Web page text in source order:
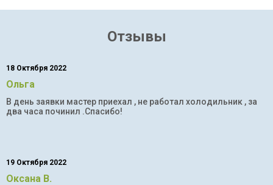
Отзывы
18 Октября 2022
Ольга
В день заявки мастер приехал , не работал холодильник , за
два часа починил .Спасибо!
19 Октября 2022
Оксана В.